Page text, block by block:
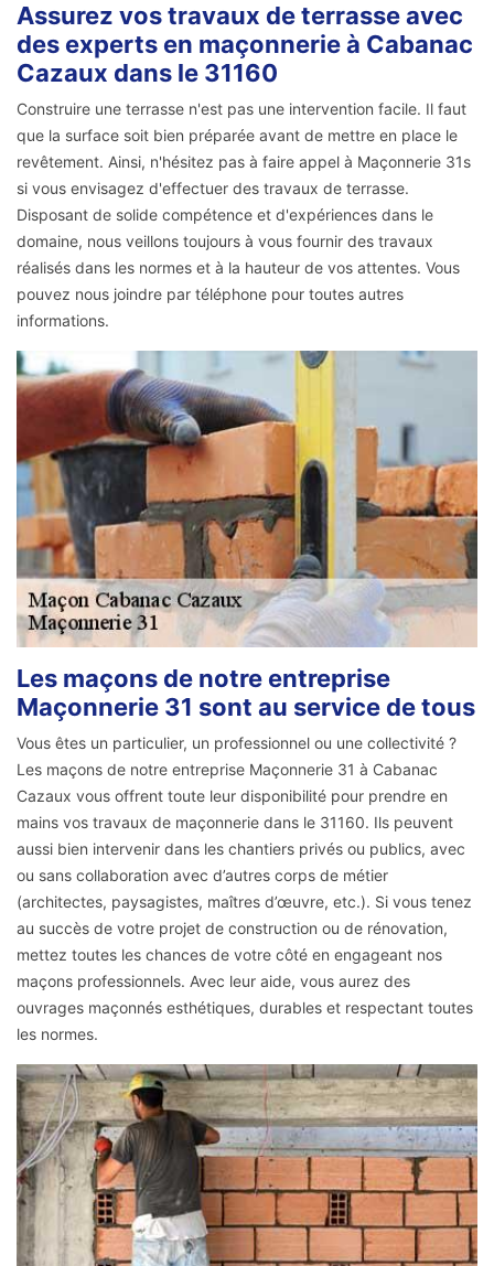
Assurez vos travaux de terrasse avec
des experts en maçonnerie à Cabanac
Cazaux dans le 31160
Construire une terrasse n'est pas une intervention facile. Il faut
que la surface soit bien préparée avant de mettre en place le
revêtement. Ainsi, n'hésitez pas à faire appel à Maçonnerie 31s
si vous envisagez d'effectuer des travaux de terrasse.
Disposant de solide compétence et d'expériences dans le
domaine, nous veillons toujours à vous fournir des travaux
réalisés dans les normes et à la hauteur de vos attentes. Vous
pouvez nous joindre par téléphone pour toutes autres
informations.
Les maçons de notre entreprise
Maçonnerie 31 sont au service de tous
Vous êtes un particulier, un professionnel ou une collectivité ?
Les maçons de notre entreprise Maçonnerie 31 à Cabanac
Cazaux vous offrent toute leur disponibilité pour prendre en
mains vos travaux de maçonnerie dans le 31160. Ils peuvent
aussi bien intervenir dans les chantiers privés ou publics, avec
ou sans collaboration avec d’autres corps de métier
(architectes, paysagistes, maîtres d’œuvre, etc.). Si vous tenez
au succès de votre projet de construction ou de rénovation,
mettez toutes les chances de votre côté en engageant nos
maçons professionnels. Avec leur aide, vous aurez des
ouvrages maçonnés esthétiques, durables et respectant toutes
les normes.